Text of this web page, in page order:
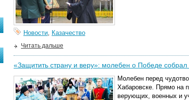
Новости, Казачество
Читать дальше
«Защитить страну и веру»: молебен о Победе
Молебен перед
Хабаровске. Прямо на
верующих, военных и